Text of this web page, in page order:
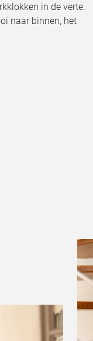
in de verte.
naar binnen, het